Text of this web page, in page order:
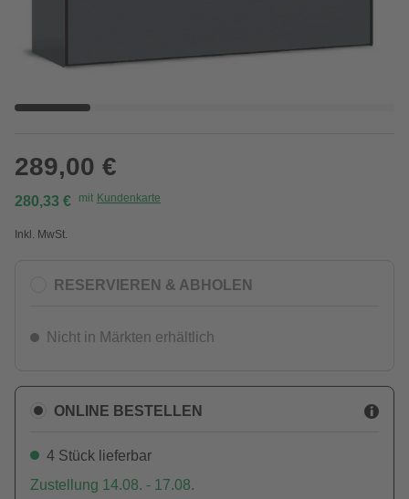
289,00 €
280,33 € mit Kundenkarte
Inkl. MwSt.
RESERVIEREN & ABHOLEN
Nicht in Märkten erhältlich
ONLINE BESTELLEN
4 Stück lieferbar
Zustellung 14.08. - 17.08.